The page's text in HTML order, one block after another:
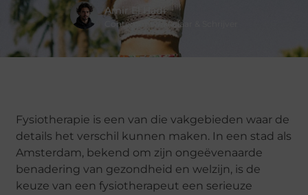
Amir El Hadi
Contentontwikkelaar & Schrijver
Fysiotherapie is een van die vakgebieden waar de
details het verschil kunnen maken. In een stad als
Amsterdam, bekend om zijn ongeëvenaarde
benadering van gezondheid en welzijn, is de
keuze van een fysiotherapeut een serieuze